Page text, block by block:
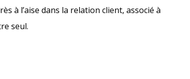
à l’aise dans la relation client, associé à
seul.